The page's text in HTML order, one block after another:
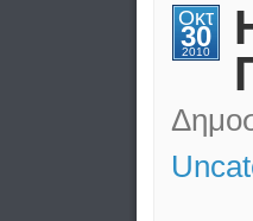
Οκτ
30
2010